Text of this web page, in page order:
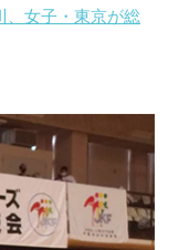
、女子・東京が総